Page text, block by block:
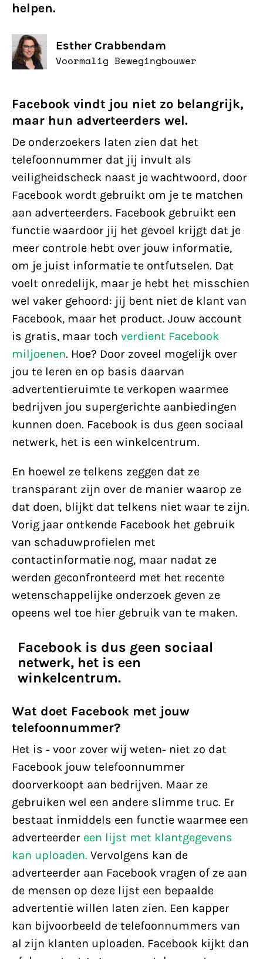
helpen.
Esther Crabbendam
Voormalig Bewegingbouwer
Facebook vindt jou niet zo belangrijk,
maar hun adverteerders wel.
De onderzoekers laten zien dat het
telefoonnummer dat jij invult als
veiligheidscheck naast je wachtwoord, door
Facebook wordt gebruikt om je te matchen
aan adverteerders. Facebook gebruikt een
functie waardoor jij het gevoel krijgt dat je
meer controle hebt over jouw informatie,
om je juist informatie te ontfutselen. Dat
voelt onredelijk, maar je hebt het misschien
wel vaker gehoord: jij bent niet de klant van
Facebook, maar het product. Jouw account
is gratis, maar toch verdient Facebook
miljoenen. Hoe? Door zoveel mogelijk over
jou te leren en op basis daarvan
advertentieruimte te verkopen waarmee
bedrijven jou supergerichte aanbiedingen
kunnen doen. Facebook is dus geen sociaal
netwerk, het is een winkelcentrum.
En hoewel ze telkens zeggen dat ze
transparant zijn over de manier waarop ze
dat doen, blijkt dat telkens niet waar te zijn.
Vorig jaar ontkende Facebook het gebruik
van schaduwprofielen met
contactinformatie nog, maar nadat ze
werden geconfronteerd met het recente
wetenschappelijke onderzoek geven ze
opeens wel toe hier gebruik van te maken.
Facebook is dus geen sociaal
netwerk, het is een
winkelcentrum.
Wat doet Facebook met jouw
telefoonnummer?
Het is - voor zover wij weten- niet zo dat
Facebook jouw telefoonnummer
doorverkoopt aan bedrijven. Maar ze
gebruiken wel een andere slimme truc. Er
bestaat inmiddels een functie waarmee een
adverteerder een lijst met klantgegevens
kan uploaden. Vervolgens kan de
adverteerder aan Facebook vragen of ze aan
de mensen op deze lijst een bepaalde
advertentie willen laten zien. Een kapper
kan bijvoorbeeld de telefoonnummers van
al zijn klanten uploaden. Facebook kijkt dan